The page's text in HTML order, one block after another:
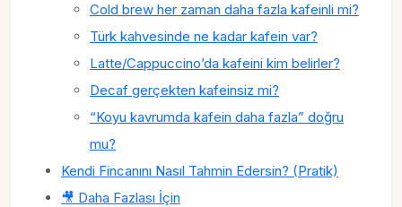
Cold brew her zaman daha fazla kafeinli mi?
Türk kahvesinde ne kadar kafein var?
Latte/Cappuccino’da kafeini kim belirler?
Decaf gerçekten kafeinsiz mi?
“Koyu kavrumda kafein daha fazla” doğru
mu?
Kendi Fincanını Nasıl Tahmin Edersin? (Pratik)
🎥 Daha Fazlası İçin